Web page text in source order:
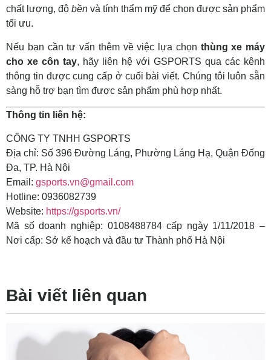
chất lượng, độ bền và tính thẩm mỹ để chọn được sản phẩm
tối ưu.
Nếu bạn cần tư vấn thêm về việc lựa chọn thùng xe máy
cho xe côn tay, hãy liên hệ với GSPORTS qua các kênh
thông tin được cung cấp ở cuối bài viết. Chúng tôi luôn sẵn
sàng hỗ trợ bạn tìm được sản phẩm phù hợp nhất.
Thông tin liên hệ:
CÔNG TY TNHH GSPORTS
Địa chỉ: Số 396 Đường Láng, Phường Láng Hạ, Quận Đống
Đa, TP. Hà Nội
Email: gsports.vn@gmail.com
Hotline: 0936082739
Website: https://gsports.vn/
Mã số doanh nghiệp: 0108488784 cấp ngày 1/11/2018 –
Nơi cấp: Sở kế hoạch và đầu tư Thành phố Hà Nội
Bài viết liên quan